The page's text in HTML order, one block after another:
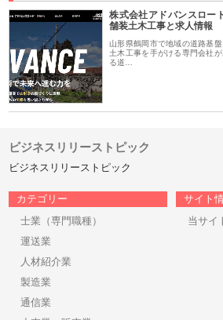
株式会社アドバンスロー
舗装土木工事と求人情報
山形県鶴岡市で地域の道路基
土木工事を手がける専門会社
る道…
ビジネスリリーストピック
ビジネスリリーストピック
カテゴリー
士業（専門職種）
運送業
人材紹介業
製造業
通信業
サイト
当サイ